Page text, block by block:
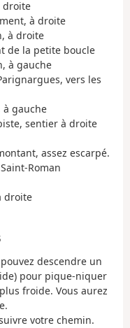
droite
à droite
à droite
de la petite boucle
à gauche
vers les
à gauche
sentier à droite
assez escarpé.
Roman
droite
descendre un
pour pique-niquer
froide. Vous aurez
votre chemin.